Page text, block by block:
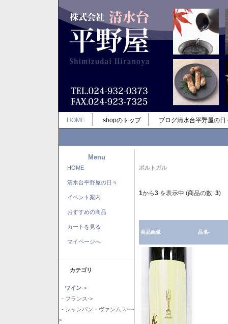
HOME shopのトップ ブログ清水台平野屋の日
Menu
HOME
清水台平野屋の日々
イベント案内
おすすめの商品
カートを見る
マイページへ
カテゴリ
ワイン->
- フランス->
- シャンパン・ヴァンムスー-
>
ポルトガル
1から3 を表示中 (商品の数: 3)
商品画像 品名-